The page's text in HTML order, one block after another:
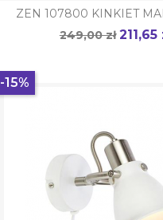
ZEN 107800 KINKIET
Cena
249,00 zł Cena
211,65
-15%